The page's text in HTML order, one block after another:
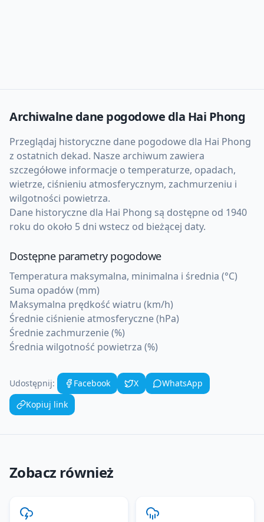
Archiwalne dane pogodowe dla Hai Phong
Przeglądaj historyczne dane pogodowe dla Hai Phong
z ostatnich dekad. Nasze archiwum zawiera
szczegółowe informacje o temperaturze, opadach,
wietrze, ciśnieniu atmosferycznym, zachmurzeniu i
wilgotności powietrza.
Dane historyczne dla Hai Phong są dostępne od 1940
roku do około 5 dni wstecz od bieżącej daty.
Dostępne parametry pogodowe
Temperatura maksymalna, minimalna i średnia (°C)
Suma opadów (mm)
Maksymalna prędkość wiatru (km/h)
Średnie ciśnienie atmosferyczne (hPa)
Średnie zachmurzenie (%)
Średnia wilgotność powietrza (%)
Udostępnij: Facebook X
WhatsApp
Kopiuj link
Zobacz również